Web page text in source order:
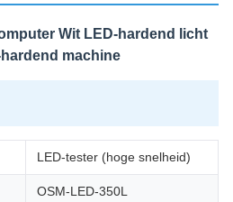
Wit LED-hardend licht
machine
LED-tester (hoge snelheid)
OSM-LED-350L